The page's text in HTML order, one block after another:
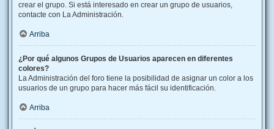
crear el grupo. Si está interesado en crear un grupo de usuarios,
contacte con La Administración.
Arriba
¿Por qué algunos Grupos de Usuarios aparecen en diferentes
colores?
La Administración del foro tiene la posibilidad de asignar un color a los
usuarios de un grupo para hacer más fácil su identificación.
Arriba